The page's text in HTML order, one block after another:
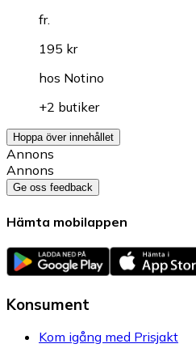
fr.
195 kr
hos Notino
+2 butiker
Hoppa över innehållet
Annons
Annons
Ge oss feedback
Hämta mobilappen
Konsument
Kom igång med Prisjakt